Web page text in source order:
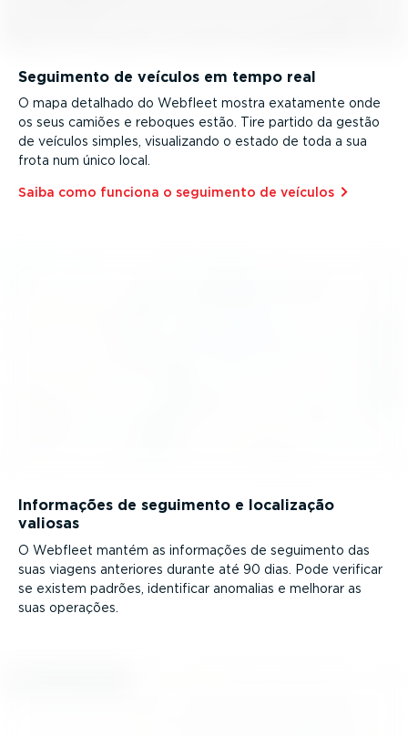
Seguimento de veículos em tempo real
O mapa detalhado do Webfleet mostra exatamente onde
os seus camiões e reboques estão. Tire partido da gestão
de veículos simples, visua­li­zando o estado de toda a sua
frota num único local.
Saiba como funciona o seguimento de veículos
Informações de seguimento e localização
valiosas
O Webfleet mantém as informações de seguimento das
suas viagens anteriores durante até 90 dias. Pode verificar
se existem padrões, identificar anomalias e melhorar as
suas operações.